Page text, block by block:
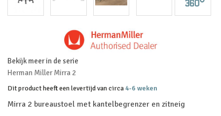
Bekijk meer in de serie
Herman Miller Mirra 2
Dit product heeft een levertijd van circa4-6 weken
Mirra 2 bureaustoel met kantelbegrenzer en zitneig